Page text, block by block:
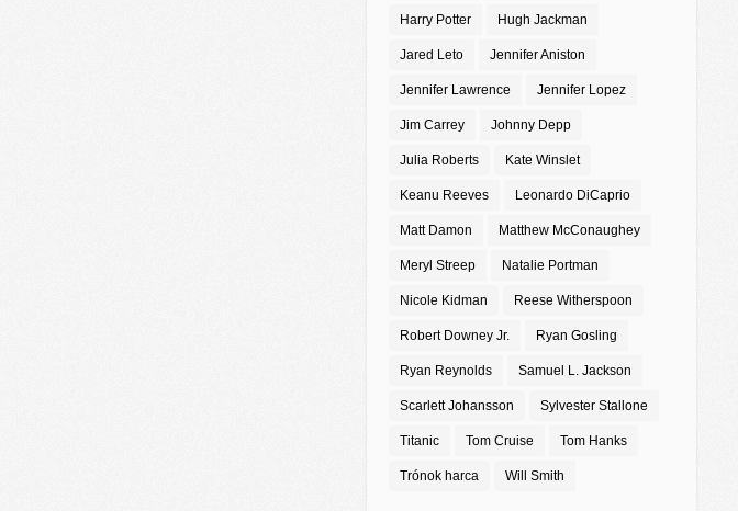
Harry Potter Hugh Jackman
Jared Leto Jennifer Aniston
Jennifer Lawrence Jennifer Lopez
Jim Carrey Johnny Depp
Julia Roberts Kate Winslet
Keanu Reeves Leonardo DiCaprio
Matt Damon Matthew McConaughey
Meryl Streep Natalie Portman
Nicole Kidman Reese Witherspoon
Robert Downey Jr. Ryan Gosling
Ryan Reynolds Samuel L. Jackson
Scarlett Johansson Sylvester Stallone
Titanic Tom Cruise Tom Hanks
Trónok harca Will Smith